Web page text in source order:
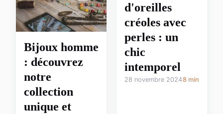
Bijoux homme
: découvrez
notre
collection
unique et
d'oreilles
créoles avec
perles : un
chic
intemporel
28 novembre 20248 min